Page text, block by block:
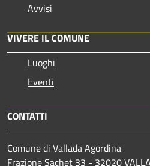
Avvisi
VIVERE IL COMUNE
Luoghi
Eventi
CONTATTI
Comune di Vallada Agordina
Frazione Sachet 33 - 32020